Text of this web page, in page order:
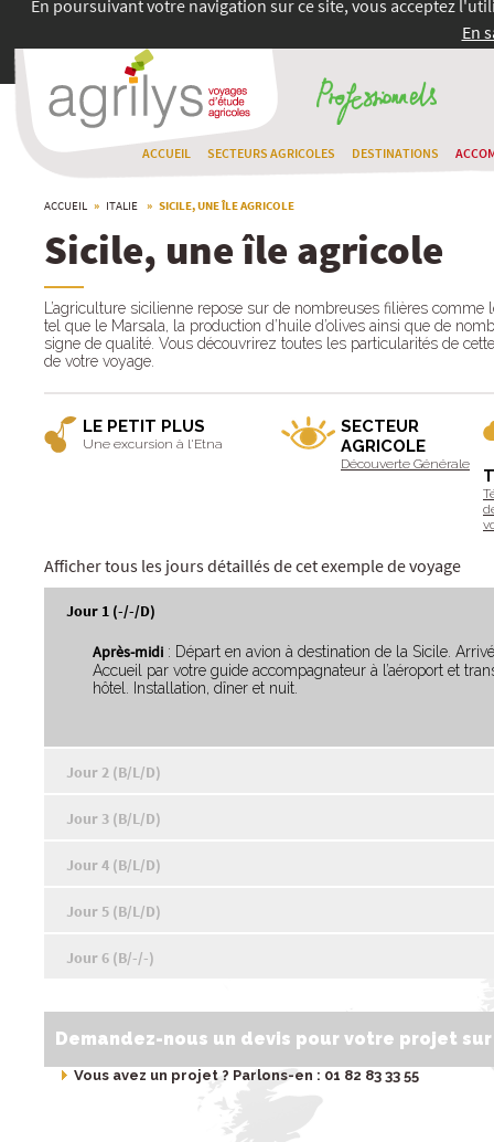
En poursuivant votre navigation sur ce site, vous acceptez
En
ACCUEIL SECTEURS AGRICOLES DESTINATIONS
ACCUEIL » ITALIE » SICILE, UNE ÎLE AGRICOLE
Sicile, une île agricole
L’agriculture sicilienne repose sur de nombreuses filières
tel que le Marsala, la production d’huile d’olives ainsi que de
signe de qualité. Vous découvrirez toutes les particularités de
de votre voyage.
LE PETIT PLUS
Une excursion à l'Etna
SECTEUR
AGRICOLE
Découverte Générale
Afficher tous les jours détaillés de cet exemple de voyage
Jour 1 (-/-/D)
Après-midi : Départ en avion à destination de la Sicile.
Accueil par votre guide accompagnateur à l’aéroport et
hôtel. Installation, dîner et nuit.
Jour 2 (B/L/D)
Jour 3 (B/L/D)
Jour 4 (B/L/D)
Jour 5 (B/L/D)
Jour 6 (B/-/-)
Demandez-nous un devis pour votre projet
Vous avez un projet ? Parlons-en : 01 82 83 33 55